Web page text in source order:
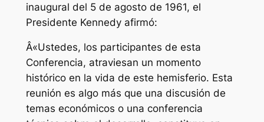
inaugural del 5 de agosto de 1961, el
Presidente Kennedy afirmó:
Â«Ustedes, los participantes de esta
Conferencia, atraviesan un momento
histórico en la vida de este hemisferio. Esta
reunión es algo más que una discusión de
temas económicos o una conferencia